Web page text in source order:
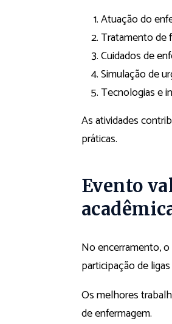
Atuação do
Tratamento de
Cuidados de
Simulação de
Tecnologias e
As atividades
práticas.
Evento
No encerramento,
participação de
Os melhores
de enfermagem.